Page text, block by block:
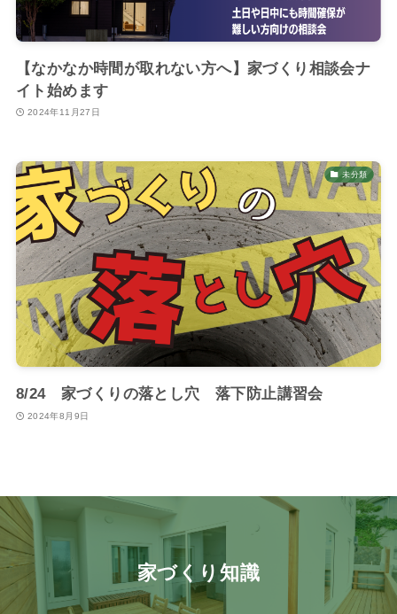
【なかなか時間が取れない方へ】家づくり相談会ナ
イト始めます
2024年11月27日
未分類
8/24 家づくりの落とし穴 落下防止講習会
2024年8月9日
家づくり知識